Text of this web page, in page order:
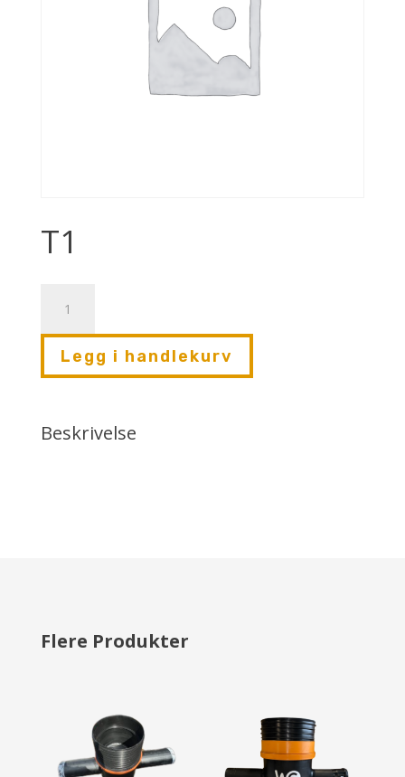
T1
antall
Legg i handlekurv
Beskrivelse
Flere Produkter